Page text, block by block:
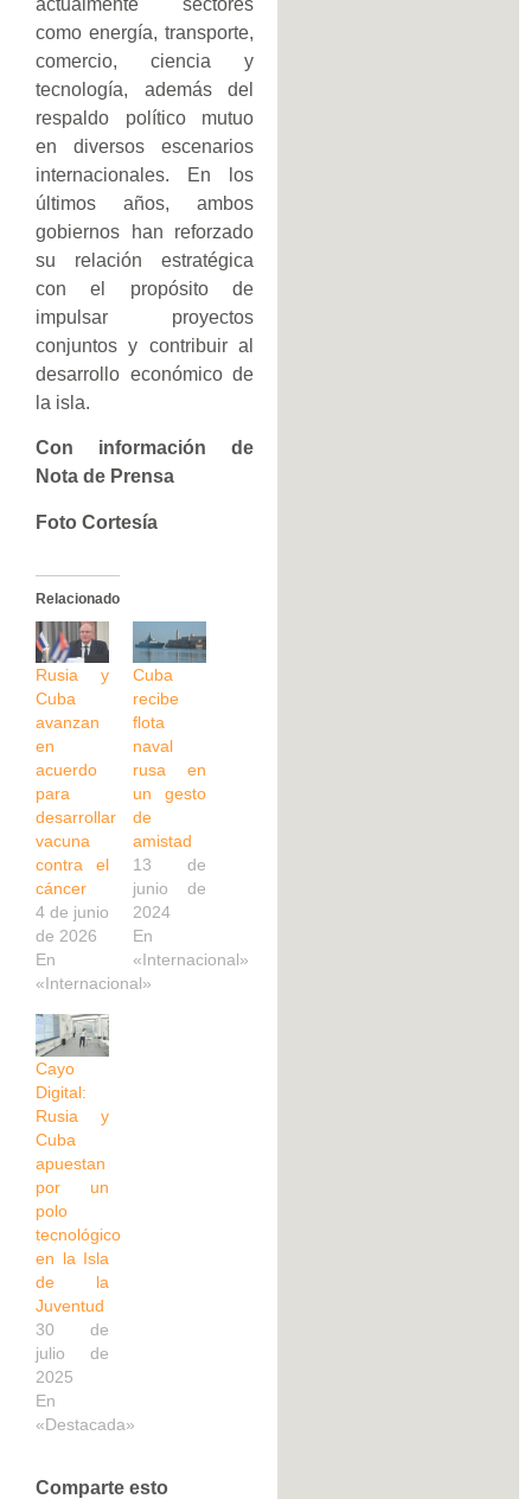
actualmente sectores
como energía, transporte,
comercio, ciencia y
tecnología, además del
respaldo político mutuo
en diversos escenarios
internacionales. En los
últimos años, ambos
gobiernos han reforzado
su relación estratégica
con el propósito de
impulsar proyectos
conjuntos y contribuir al
desarrollo económico de
la isla.
Con información de
Nota de Prensa
Foto Cortesía
Relacionado
Rusia y
Cuba
avanzan
en
acuerdo
para
desarrollar
vacuna
contra el
cáncer
4 de junio
de 2026
En
«Internacional»
Cuba
recibe
flota
naval
rusa en
un gesto
de
amistad
13 de
junio de
2024
En
«Internacional»
Cayo
Digital:
Rusia y
Cuba
apuestan
por un
polo
tecnológico
en la Isla
de la
Juventud
30 de
julio de
2025
En
«Destacada»
Comparte esto